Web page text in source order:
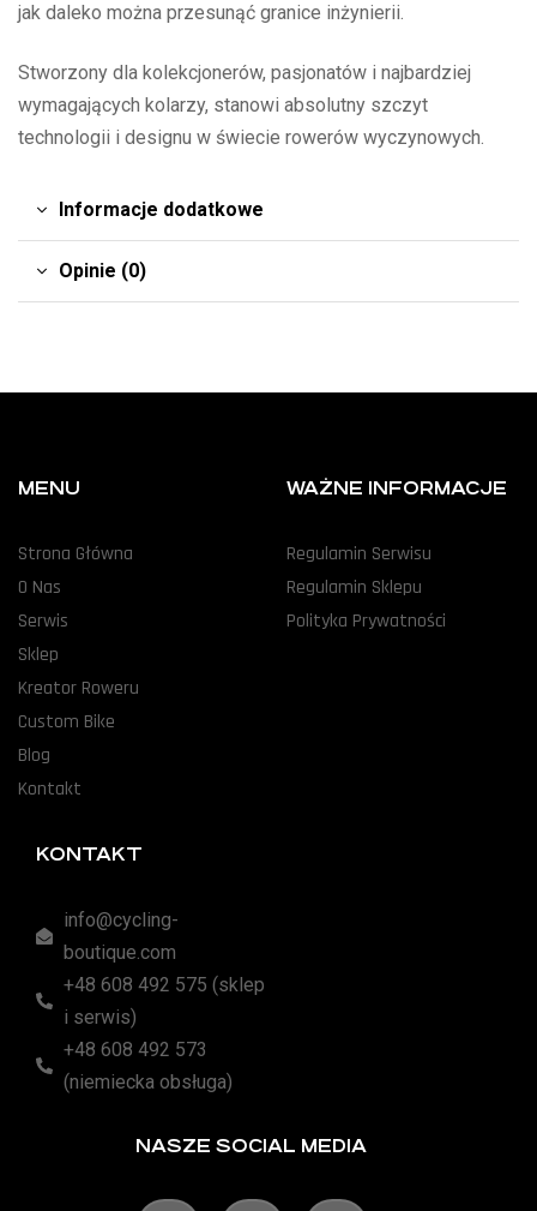
jak daleko można przesunąć granice inżynierii.
Stworzony dla kolekcjonerów, pasjonatów i najbardziej
wymagających kolarzy, stanowi absolutny szczyt
technologii i designu w świecie rowerów wyczynowych.
Informacje dodatkowe
Opinie (0)
MENU
Strona Główna
O Nas
Serwis
Sklep
Kreator Roweru
Custom Bike
Blog
Kontakt
WAŻNE INFORMACJE
Regulamin Serwisu
Regulamin Sklepu
Polityka Prywatności
KONTAKT
info@cycling-
boutique.com
+48 608 492 575 (sklep
i serwis)
+48 608 492 573
(niemiecka obsługa)
NASZE SOCIAL MEDIA